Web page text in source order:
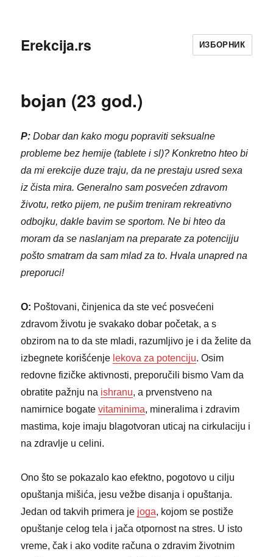
Erekcija.rs ИЗБОРНИК
bojan (23 god.)
P: Dobar dan kako mogu popraviti seksualne
probleme bez hemije (tablete i sl)? Konkretno hteo bi
da mi erekcije duze traju, da ne prestaju usred sexa
iz čista mira. Generalno sam posvećen zdravom
životu, retko pijem, ne pušim treniram rekreativno
odbojku, dakle bavim se sportom. Ne bi hteo da
moram da se naslanjam na preparate za potencijju
pošto smatram da sam mlad za to. Hvala unapred na
preporuci!
O: Poštovani, činjenica da ste već posvećeni
zdravom životu je svakako dobar početak, a s
obzirom na to da ste mladi, razumljivo je i da želite da
izbegnete korišćenje lekova za potenciju. Osim
redovne fizičke aktivnosti, preporučili bismo Vam da
obratite pažnju na ishranu, a prvenstveno na
namirnice bogatevitaminima, mineralima i zdravim
mastima, koje imaju blagotvoran uticaj na cirkulaciju i
na zdravlje u celini.
Ono što se pokazalo kao efektno, pogotovo u cilju
opuštanja mišića, jesu vežbe disanja i opuštanja.
Jedan od takvih primera je joga, kojom se postiže
opuštanje celog tela i jača otpornost na stres. U isto
vreme, čak i ako vodite računa o zdravim životnim